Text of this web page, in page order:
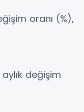
oranı (%),
değişim